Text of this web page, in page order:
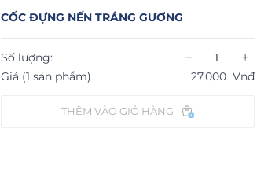
CỐC ĐỰNG NẾN TRÁNG GƯƠNG
Số lượng: − +
Giá (1 sản phẩm) 27.000 Vnđ
THÊM VÀO GIỎ HÀNG